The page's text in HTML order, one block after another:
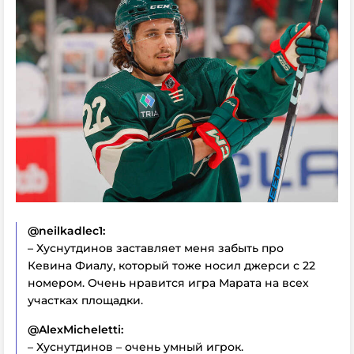
@neilkadlec1:
– Хуснутдинов заставляет меня забыть про
Кевина Фиалу, который тоже носил джерси с 22
номером. Очень нравится игра Марата на всех
участках площадки.
@AlexMicheletti:
– Хуснутдинов – очень умный игрок.